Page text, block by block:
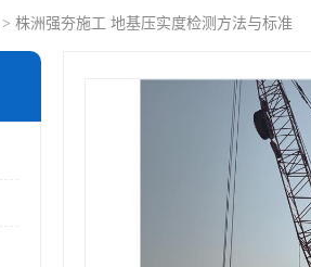
> 株洲强夯施工 地基压实度检测方法与标准